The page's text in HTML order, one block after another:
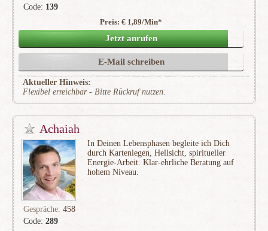
Code: 139
(131)
Preis: € 1,89/Min*
Jetzt anrufen
E-Mail schreiben
Aktueller Hinweis:
Flexibel erreichbar - Bitte Rückruf nutzen.
Achaiah
Code: 289
In Deinen Lebensphasen begleite ich Dich
durch Kartenlegen, Hellsicht, spiritueller
Energie-Arbeit. Klar-ehrliche Beratung auf
hohem Niveau.
Gespräche: 458